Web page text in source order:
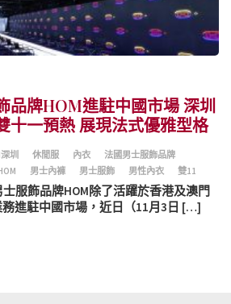
品牌HOM進駐中國市場 深圳
十一預熱 展現法式優雅型格
圳 休閒服 內衣
法國男士服飾品牌
男士內褲 男士服飾 男性內衣 雙11
服飾品牌HOM除了活躍於香港及澳門
進駐中國市場，近日（11月3日 […]